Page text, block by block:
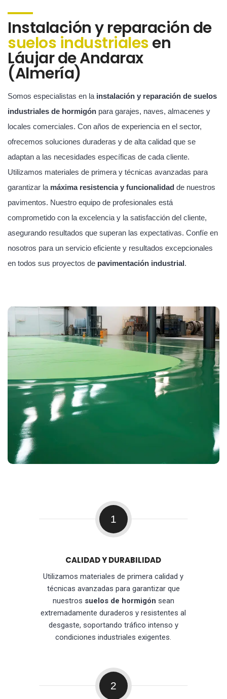
Instalación y reparación de
suelos industrialesen
Láujar de Andarax
(Almería)
Somos especialistas en la instalación y reparación de suelos
industriales de hormigón para garajes, naves, almacenes y
locales comerciales. Con años de experiencia en el sector,
ofrecemos soluciones duraderas y de alta calidad que se
adaptan a las necesidades específicas de cada cliente.
Utilizamos materiales de primera y técnicas avanzadas para
garantizar la máxima resistencia y funcionalidad de nuestros
pavimentos. Nuestro equipo de profesionales está
comprometido con la excelencia y la satisfacción del cliente,
asegurando resultados que superan las expectativas. Confíe en
nosotros para un servicio eficiente y resultados excepcionales
en todos sus proyectos de pavimentación industrial.
1
CALIDAD Y DURABILIDAD
Utilizamos materiales de primera calidad y
técnicas avanzadas para garantizar que
nuestros suelos de hormigón sean
extremadamente duraderos y resistentes al
desgaste, soportando tráfico intenso y
condiciones industriales exigentes.
2